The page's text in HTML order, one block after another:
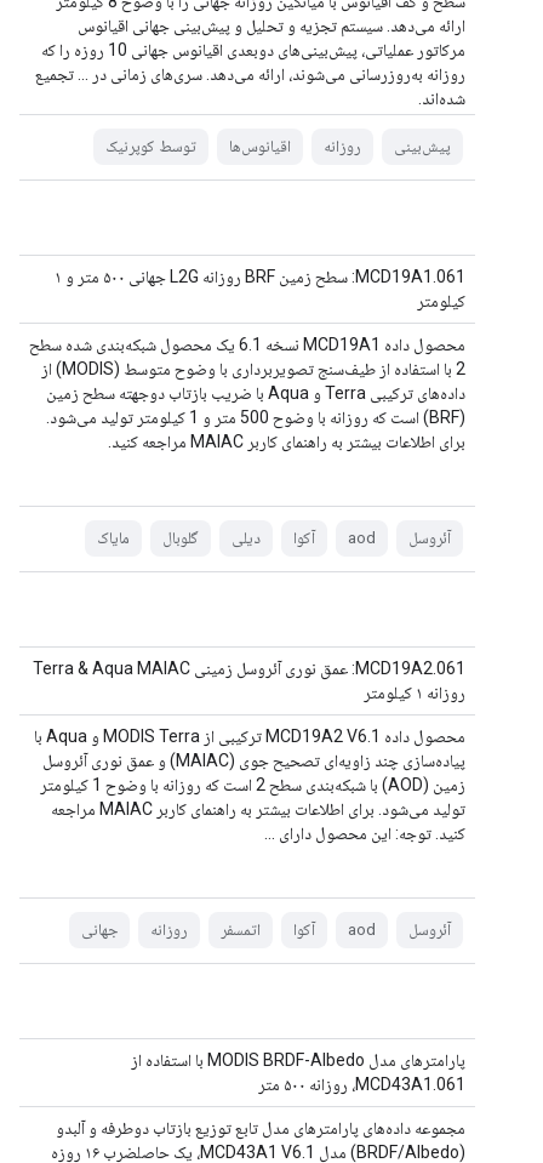
ارائه می‌دهد. سیستم تجزیه و تحلیل و پیش‌بینی جهانی اقیانوس
مرکاتور عملیاتی، پیش‌بینی‌های دوبعدی اقیانوس جهانی 10 روزه را که
روزانه به‌روزرسانی می‌شوند، ارائه می‌دهد. سری‌های زمانی در ... تجمیع
شده‌اند.
پیش‌بینی روزانه اقیانوس‌ها توسط کوپرنیک
MCD19A1.061: سطح زمین BRF روزانه L2G جهانی ۵۰۰ متر و ۱
کیلومتر
محصول داده MCD19A1 نسخه 6.1 یک محصول شبکه‌بندی شده سطح
2 با استفاده از طیف‌سنج تصویربرداری با وضوح متوسط ​​(MODIS) از
داده‌های ترکیبی Terra و Aqua با ضریب بازتاب دوجهته سطح زمین
(BRF) است که روزانه با وضوح 500 متر و 1 کیلومتر تولید می‌شود.
برای اطلاعات بیشتر به راهنمای کاربر MAIAC مراجعه کنید.
آئروسل aod آکوا دیلی گلوبال مایاک
MCD19A2.061: عمق نوری آئروسل زمینی Terra & Aqua MAIAC
روزانه ۱ کیلومتر
محصول داده MCD19A2 V6.1 ترکیبی از MODIS Terra و Aqua با
پیاده‌سازی چند زاویه‌ای تصحیح جوی (MAIAC) و عمق نوری آئروسل
زمین (AOD) با شبکه‌بندی سطح 2 است که روزانه با وضوح 1 کیلومتر
تولید می‌شود. برای اطلاعات بیشتر به راهنمای کاربر MAIAC مراجعه
کنید. توجه: این محصول دارای ...
آئروسل aod آکوا اتمسفر روزانه جهانی
پارامترهای مدل MODIS BRDF-Albedo با استفاده از
MCD43A1.061، روزانه ۵۰۰ متر
مجموعه داده‌های پارامترهای مدل تابع توزیع بازتاب دوطرفه و آلبدو
(BRDF/Albedo) مدل MCD43A1 V6.1، یک حاصلضرب ۱۶ روزه